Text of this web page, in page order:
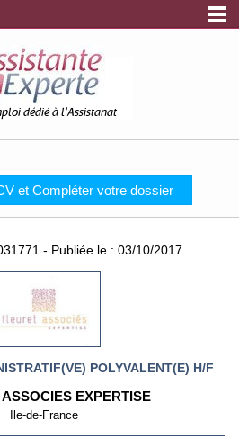
dédié à l'Assistanat
et Compléter votre dossier
- Publiée le : 03/10/2017
POLYVALENT(E) H/F
EXPERTISE
Ile-de-France